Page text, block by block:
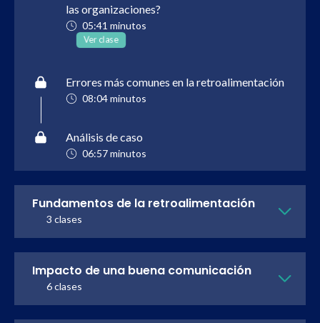
las organizaciones?
05:41 minutos
Ver clase
Errores más comunes en la retroalimentación
08:04 minutos
Análisis de caso
06:57 minutos
Fundamentos de la retroalimentación
3 clases
Impacto de una buena comunicación
6 clases